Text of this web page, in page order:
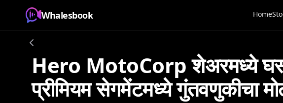
Whalesbook Home
Hero MotoCorp शेअरमध्ये
प्रीमियम सेगमेंटमध्ये गुंतवणुकीचा